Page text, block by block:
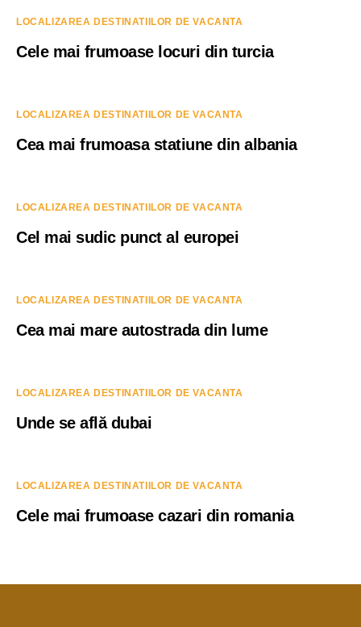
LOCALIZAREA DESTINATIILOR DE VACANTA
Cele mai frumoase locuri din turcia
LOCALIZAREA DESTINATIILOR DE VACANTA
Cea mai frumoasa statiune din albania
LOCALIZAREA DESTINATIILOR DE VACANTA
Cel mai sudic punct al europei
LOCALIZAREA DESTINATIILOR DE VACANTA
Cea mai mare autostrada din lume
LOCALIZAREA DESTINATIILOR DE VACANTA
Unde se află dubai
LOCALIZAREA DESTINATIILOR DE VACANTA
Cele mai frumoase cazari din romania